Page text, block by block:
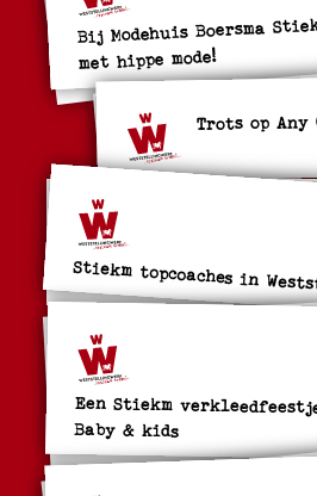
Bij Modehuis Boersma
met hippe mode!
Trots op Any
Stiekm topcoaches in
Een Stiekm
Baby & kids